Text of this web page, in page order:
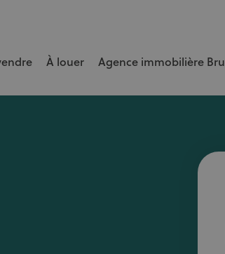
votre bien rapidement et au meilleur
À louer Agence immobilière